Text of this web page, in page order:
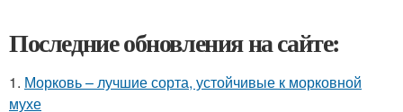
Последние обновления на сайте:
1. Морковь – лучшие сорта, устойчивые к морковной
мухе